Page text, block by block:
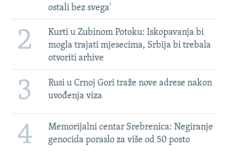
ostali bez svega'
2
Kurti u Zubinom Potoku: Iskopavanja bi
mogla trajati mjesecima, Srbija bi trebala
otvoriti arhive
3
Rusi u Crnoj Gori traže nove adrese nakon
uvođenja viza
4
Memorijalni centar Srebrenica: Negiranje
genocida poraslo za više od 50 posto